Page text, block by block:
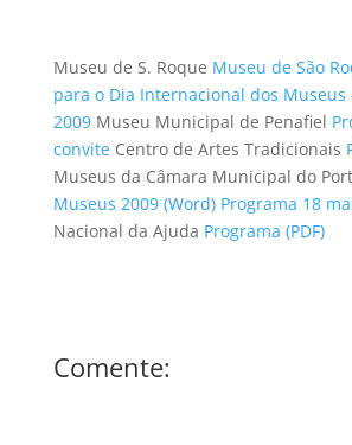
Museu de S. Roque Museu de São
para o Dia Internacional dos Museus
2009Museu Municipal de Penafiel
conviteCentro de Artes Tradicionais
Museus da Câmara Municipal do
Museus 2009 (Word) Programa 18
Nacional da Ajuda Programa (PDF)
Comente: